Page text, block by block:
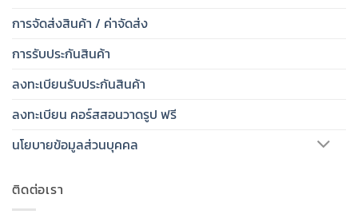
การจัดส่งสินค้า / ค่าจัดส่ง
การรับประกันสินค้า
ลงทะเบียนรับประกันสินค้า
ลงทะเบียน คอร์สสอนวาดรูป ฟรี
นโยบายข้อมูลส่วนบุคคล
ติดต่อเรา